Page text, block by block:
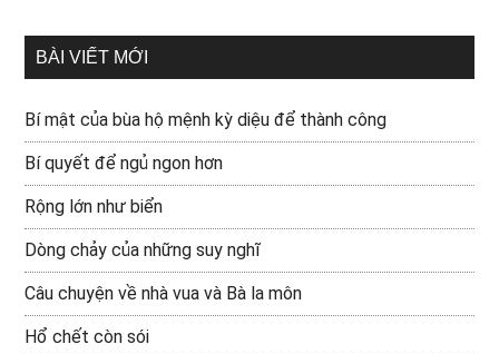
BÀI VIẾT MỚI
Bí mật của bùa hộ mệnh kỳ diệu để thành công
Bí quyết để ngủ ngon hơn
Rộng lớn như biển
Dòng chảy của những suy nghĩ
Câu chuyện về nhà vua và Bà la môn
Hổ chết còn sói